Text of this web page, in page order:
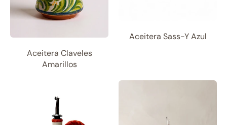
Aceitera Claveles
Amarillos
Aceitera Sass-Y Azul